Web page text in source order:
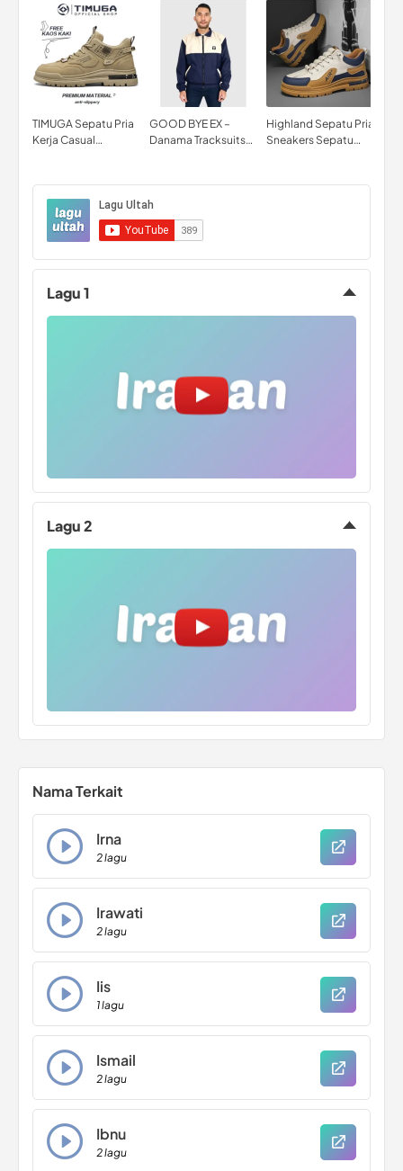
TIMUGA Sepatu Pria
Kerja Casual
Sepatu Jogging
Cowok Outdoor
MC464
GOOD BYE EX –
Danama Tracksuits
Highland Sepatu Pria
Sneakers Sepatu
Casual Cowok
Lagu 1
Lagu 2
Nama Terkait
Irna
2 lagu
Irawati
2 lagu
Iis
1 lagu
Ismail
2 lagu
Ibnu
2 lagu